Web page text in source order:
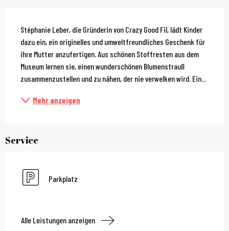
Beschreibung
Stéphanie Leber, die Gründerin von Crazy Good Fil, lädt Kinder
dazu ein, ein originelles und umweltfreundliches Geschenk für
ihre Mutter anzufertigen. Aus schönen Stoffresten aus dem
Museum lernen sie, einen wunderschönen Blumenstrauß
zusammenzustellen und zu nähen, der nie verwelken wird. Ein...
Mehr anzeigen
Service
Parkplatz
Alle Leistungen anzeigen